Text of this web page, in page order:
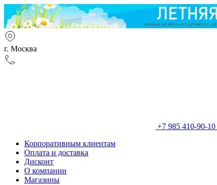
г. Москва
+7 985 410-90-10
Корпоративным клиентам
Оплата и доставка
Дисконт
О компании
Магазины